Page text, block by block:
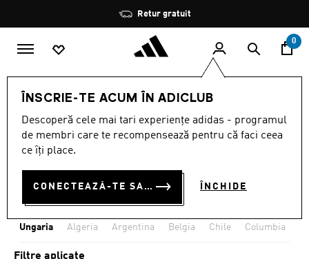
Oprește
rotația
Retur gratuit
0
ÎNSCRIE-TE ACUM ÎN ADICLUB
Descoperă cele mai tari experiențe adidas - programul
de membri care te recompensează pentru că faci ceea
ce îți place.
CONECTEAZĂ-TE SAU ÎNSCRIE-TE ACUM ÎNCHIDE
Echipe naționale Ungaria
BĂRBAȚI · ÎMBRĂCĂMINTE ·
ALB·UNGARIA
Filtrează Imagini Mari
Ungaria Algeria Argentina Belgia Chile Columbia
Filtre aplicate